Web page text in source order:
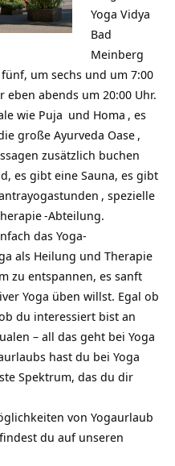
Yoga Vidya
Bad
Meinberg
um sechs und um 7:00
eben abends um 20:00 Uhr.
wie Puja und Homa , es
große Ayurveda Oase ,
zusätzlich buchen
es gibt eine Sauna, es gibt
, spezielle
-Abteilung.
das Yoga-
als Heilung und Therapie
zu entspannen, es sanft
Yoga üben willst. Egal ob
du interessiert bist an
– all das geht bei Yoga
hast du bei Yoga
Spektrum, das du dir
von Yogaurlaub
du auf unseren